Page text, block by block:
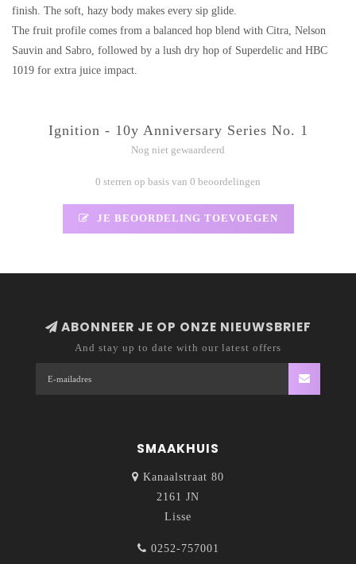
finish. The soft, hazy body makes every sip glide.
The fruit profile comes from a balanced hop blend with Citra, Nelson
Sauvin and Sabro, followed by a lush dry hop of Superdelic and HBC
1019 for extra juice impact.
Ignition - 10y Anniversary Series No. 1
Nog niet gewaardeerd
0 sterren op basis van 0 beoordelingen
JE BEOORDELING TOEVOEGEN
ABONNEER JE OP ONZE NIEUWSBRIEF
And stay up to date with our latest offers
SMAAKHUIS
Kanaalstraat 80
2161 JN
Lisse
0252-757001